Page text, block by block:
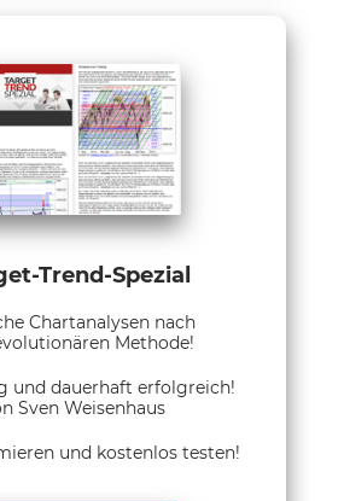
Trend-Spezial
Chartanalysen nach
Methode!
und dauerhaft erfolgreich!
Sven Weisenhaus
und kostenlos testen!